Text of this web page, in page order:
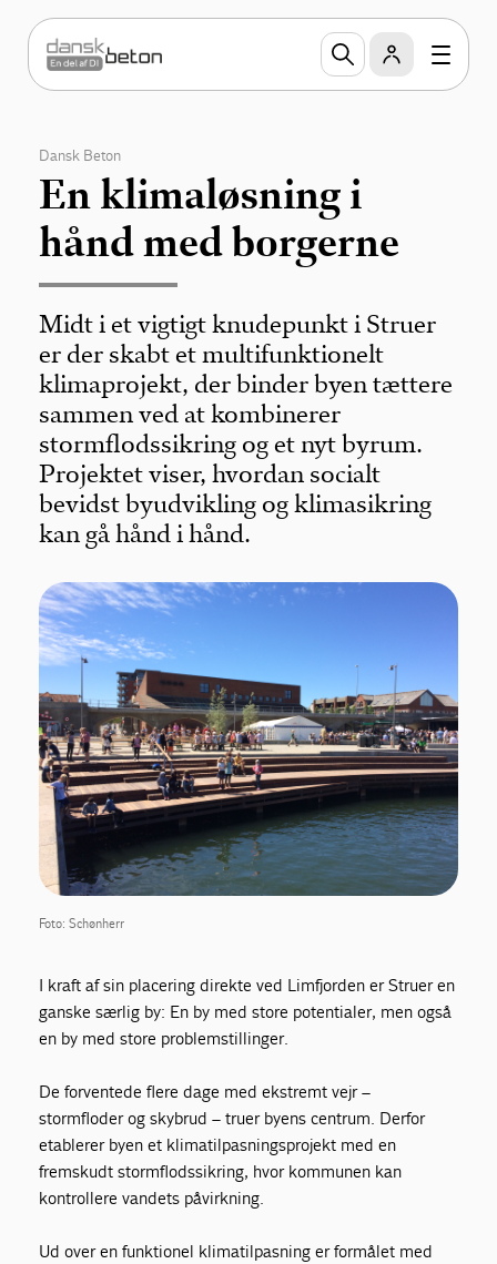
Dansk Beton
En klimaløsning i
hånd med borgerne
Midt i et vigtigt knudepunkt i Struer
er der skabt et multifunktionelt
klimaprojekt, der binder byen tættere
sammen ved at kombinerer
stormflodssikring og et nyt byrum.
Projektet viser, hvordan socialt
bevidst byudvikling og klimasikring
kan gå hånd i hånd.
Foto: Schønherr
I kraft af sin placering direkte ved Limfjorden er Struer en
ganske særlig by: En by med store potentialer, men også
en by med store problemstillinger.
De forventede flere dage med ekstremt vejr –
stormfloder og skybrud – truer byens centrum. Derfor
etablerer byen et klimatilpasningsprojekt med en
fremskudt stormflodssikring, hvor kommunen kan
kontrollere vandets påvirkning.
Ud over en funktionel klimatilpasning er formålet med